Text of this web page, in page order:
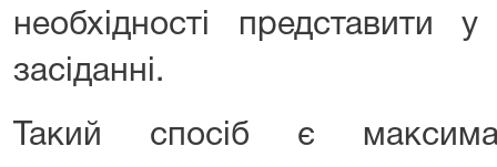
необхідності представити
засіданні.
Такий спосіб є